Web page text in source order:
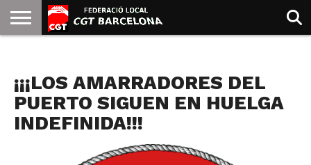
GOLDMAN
¡¡¡LOS AMARRADORES DEL
PUERTO SIGUEN EN HUELGA
INDEFINIDA!!!